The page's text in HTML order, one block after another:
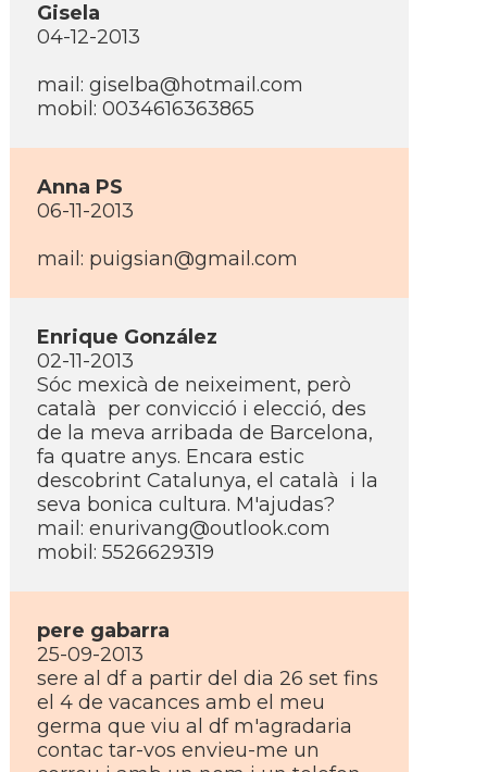
Gisela
04-12-2013
mail: giselba@hotmail.com
mobil: 0034616363865
Anna PS
06-11-2013
mail: puigsian@gmail.com
Enrique González
02-11-2013
Sóc mexicà de neixeiment, però
català per convicció i elecció, des
de la meva arribada de Barcelona,
fa quatre anys. Encara estic
descobrint Catalunya, el català i la
seva bonica cultura. M'ajudas?
mail: enurivang@outlook.com
mobil: 5526629319
pere gabarra
25-09-2013
sere al df a partir del dia 26 set fins
el 4 de vacances amb el meu
germa que viu al df m'agradaria
contac tar-vos envieu-me un